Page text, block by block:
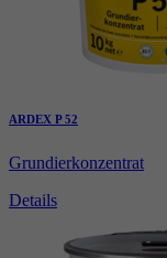
ARDEX P 52
Grundierkonzentrat
Details